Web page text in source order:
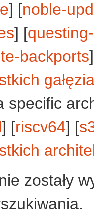
] [noble-
] [
backports
specific
] [riscv64] [
zostały